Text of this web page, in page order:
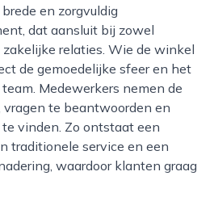
en zorgvuldig
dat aansluit bij zowel
relaties. Wie de winkel
de gemoedelijke sfeer en het
Medewerkers nemen de
te beantwoorden en
vinden. Zo ontstaat een
traditionele service en een
waardoor klanten graag